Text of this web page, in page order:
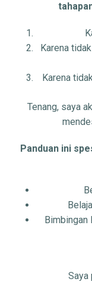
Karena
Karena
Tenang, saya
Panduan ini
Bimbingan
Saya